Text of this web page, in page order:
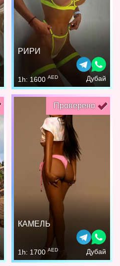
РИРИ
1h: 1600 AED Дубай
Проверено
КАМЕЛЬ
1h: 1700 AED Дубай